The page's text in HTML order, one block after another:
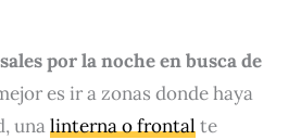
por la noche en busca de
es ir a zonas donde haya
unalinterna o frontalte